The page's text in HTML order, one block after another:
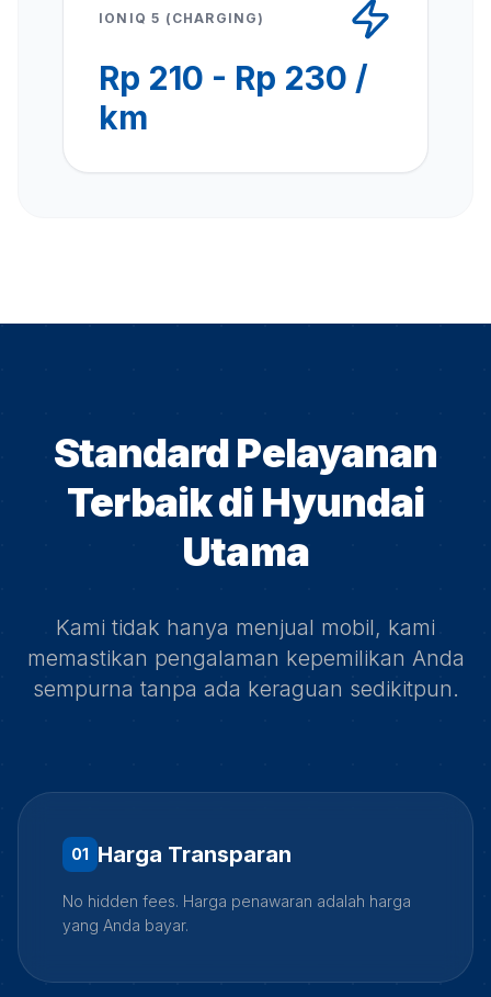
IONIQ 5 (CHARGING)
Rp 210 - Rp 230 /
km
Standard Pelayanan
Terbaik di Hyundai
Utama
Kami tidak hanya menjual mobil, kami
memastikan pengalaman kepemilikan Anda
sempurna tanpa ada keraguan sedikitpun.
01 Harga Transparan
No hidden fees. Harga penawaran adalah harga
yang Anda bayar.